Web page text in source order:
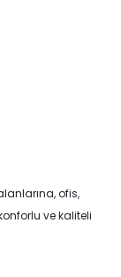
ofis,
ve kaliteli